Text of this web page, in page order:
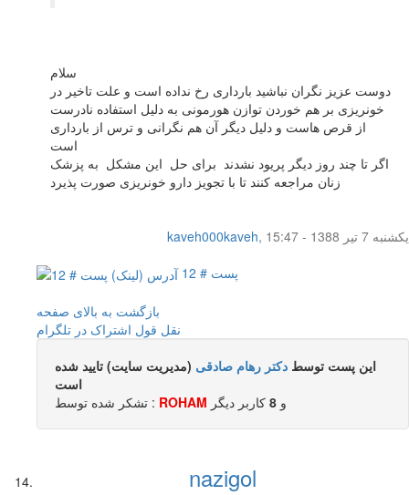
سلام
دوست عزیز نگران نباشید بارداری رخ نداده است و علت تاخیر در
خونریزی بر هم خوردن توازن هورمونی به دلیل استفاده نادرست
از قرص هاست و دلیل دیگر آن هم نگرانی و ترس از بارداری
است
اگر تا چند روز دیگر پریود نشدند برای حل این مشکل به پزشک
زنان مراجعه کنند تا با تجویز دارو خونریزی صورت پذیرد
kaveh000kaveh,
یکشنبه 7 تیر 1388 - 15:47
پست # 12
بازگشت به بالای صفحه
نقل قول اشتراک در تلگرام
این پست توسط دکتر رهام صادقی (مدیریت سایت) تایید شده
است
تشکر شده توسط : ROHAM و 8 کاربر ديگر
nazigol